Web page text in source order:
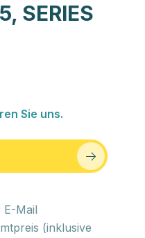
SERIES
Sie uns.
E-Mail
(inklusive